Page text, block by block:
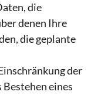
die
denen Ihre
die geplante
der
eines